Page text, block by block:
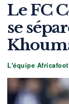
Le FC
se
L'équipe Africafoot